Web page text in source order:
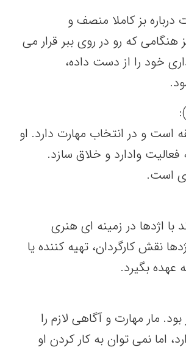
درباره بز کاملا منصف و
هنگامی که رو در روی ببر قرار می
خود را از دست داده،
است و در انتخاب مهارت دارد. او
فعالیت وادارد و خلاق سازد.
است.
با اژدها در زمینه ای هنری
نقش کارگردان، تهیه کننده یا
عهده بگیرد.
مار مهارت و آگاهی لازم را
اما نمی توان به کار کردن او